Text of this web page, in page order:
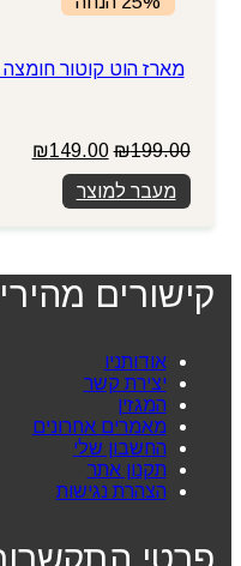
מארז הוט קוטור
₪199.00
המחיר
המקורי
היה:
₪199.00.
₪149.00
מעבר למוצר
קישורים
אודותניו
יצירת קשר
המגזין
מאמרים אחרונים
החשבון שלי
תקנון אתר
הצהרת נגישות